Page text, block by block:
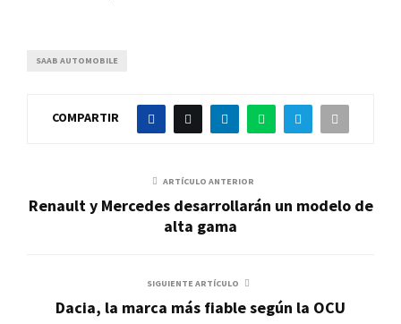
SAAB AUTOMOBILE
COMPARTIR
ARTÍCULO ANTERIOR
Renault y Mercedes desarrollarán un modelo de
alta gama
SIGUIENTE ARTÍCULO
Dacia, la marca más fiable según la OCU